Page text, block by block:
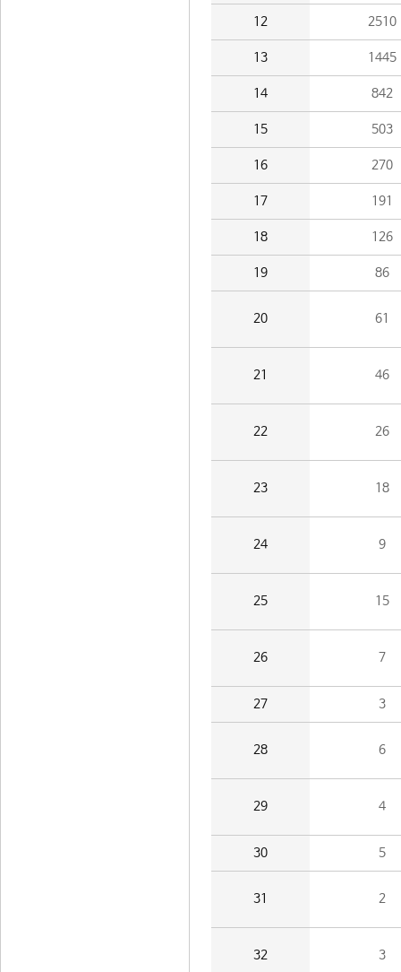
12 2510
13 1445
14 842
15 503
16 270
17 191
18 126
19 86
20 61
21 46
22 26
23 18
24 9
25 15
26 7
27 3
28 6
29 4
30 5
31 2
32 3